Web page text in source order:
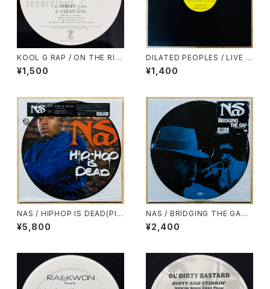
KOOL G RAP / ON THE RIS
E AGAIN
¥1,500
DILATED PEOPLES / LIVE O
N STAGE
¥1,400
NAS / HIPHOP IS DEAD(PIC
TURE DISC)
¥5,800
NAS / BRIDGING THE GAP
(PICTURE DISC)
¥2,400